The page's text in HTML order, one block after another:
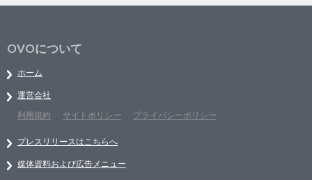
OVOについて
ホーム
運営会社
利用規約
サイトポリシー プライバシーポリシー
プレスリリースはこちらへ
媒体資料および広告メニュー